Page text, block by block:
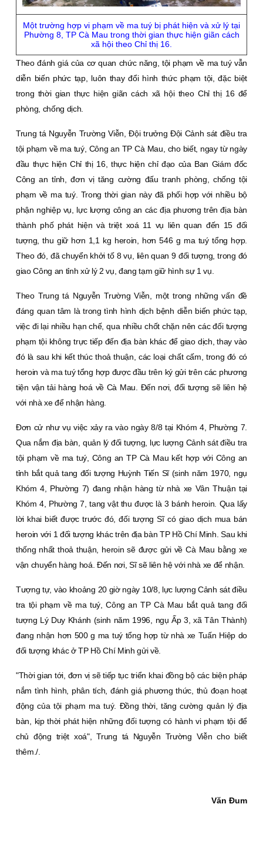
Một trường hợp vi phạm về ma tuý bị phát hiện và xử lý tại
Phường 8, TP Cà Mau trong thời gian thực hiện giãn cách
xã hội theo Chỉ thị 16.
Theo đánh giá của cơ quan chức năng, tội phạm về ma tuý vẫn
diễn biến phức tạp, luôn thay đổi hình thức phạm tội, đặc biệt
trong thời gian thực hiện giãn cách xã hội theo Chỉ thị 16 để
phòng, chống dịch.
Trung tá Nguyễn Trường Viễn, Ðội trưởng Ðội Cảnh sát điều tra
tội phạm về ma tuý, Công an TP Cà Mau, cho biết, ngay từ ngày
đầu thực hiện Chỉ thị 16, thực hiện chỉ đạo của Ban Giám đốc
Công an tỉnh, đơn vị tăng cường đấu tranh phòng, chống tội
phạm về ma tuý. Trong thời gian này đã phối hợp với nhiều bộ
phận nghiệp vụ, lực lượng công an các địa phương trên địa bàn
thành phố phát hiện và triệt xoá 11 vụ liên quan đến 15 đối
tượng, thu giữ hơn 1,1 kg heroin, hơn 546 g ma tuý tổng hợp.
Theo đó, đã chuyển khởi tố 8 vụ, liên quan 9 đối tượng, trong đó
giao Công an tỉnh xử lý 2 vụ, đang tạm giữ hình sự 1 vụ.
Theo Trung tá Nguyễn Trường Viễn, một trong những vấn đề
đáng quan tâm là trong tình hình dịch bệnh diễn biến phức tạp,
việc đi lại nhiều hạn chế, qua nhiều chốt chặn nên các đối tượng
phạm tội không trực tiếp đến địa bàn khác để giao dịch, thay vào
đó là sau khi kết thúc thoả thuận, các loại chất cấm, trong đó có
heroin và ma tuý tổng hợp được đầu trên ký gửi trên các phương
tiện vận tải hàng hoá về Cà Mau. Ðến nơi, đối tượng sẽ liên hệ
với nhà xe để nhận hàng.
Ðơn cử như vụ việc xảy ra vào ngày 8/8 tại Khóm 4, Phường 7.
Qua nắm địa bàn, quản lý đối tượng, lực lượng Cảnh sát điều tra
tội phạm về ma tuý, Công an TP Cà Mau kết hợp với Công an
tỉnh bắt quả tang đối tượng Huỳnh Tiến Sĩ (sinh năm 1970, ngụ
Khóm 4, Phường 7) đang nhận hàng từ nhà xe Vân Thuận tại
Khóm 4, Phường 7, tang vật thu được là 3 bánh heroin. Qua lấy
lời khai biết được trước đó, đối tượng Sĩ có giao dịch mua bán
heroin với 1 đối tượng khác trên địa bàn TP Hồ Chí Minh. Sau khi
thống nhất thoả thuận, heroin sẽ được gửi về Cà Mau bằng xe
vận chuyển hàng hoá. Ðến nơi, Sĩ sẽ liên hệ với nhà xe để nhận.
Tượng tự, vào khoảng 20 giờ ngày 10/8, lực lượng Cảnh sát điều
tra tội phạm về ma tuý, Công an TP Cà Mau bắt quả tang đối
tượng Lý Duy Khánh (sinh năm 1996, ngụ Ấp 3, xã Tân Thành)
đang nhận hơn 500 g ma tuý tổng hợp từ nhà xe Tuấn Hiệp do
đối tượng khác ở TP Hồ Chí Minh gửi về.
"Thời gian tới, đơn vị sẽ tiếp tục triển khai đồng bộ các biện pháp
nắm tình hình, phân tích, đánh giá phương thức, thủ đoạn hoạt
động của tội phạm ma tuý. Ðồng thời, tăng cường quản lý địa
bàn, kịp thời phát hiện những đối tượng có hành vi phạm tội để
chủ động triệt xoá", Trung tá Nguyễn Trường Viễn cho biết
thêm./.
Văn Ðum